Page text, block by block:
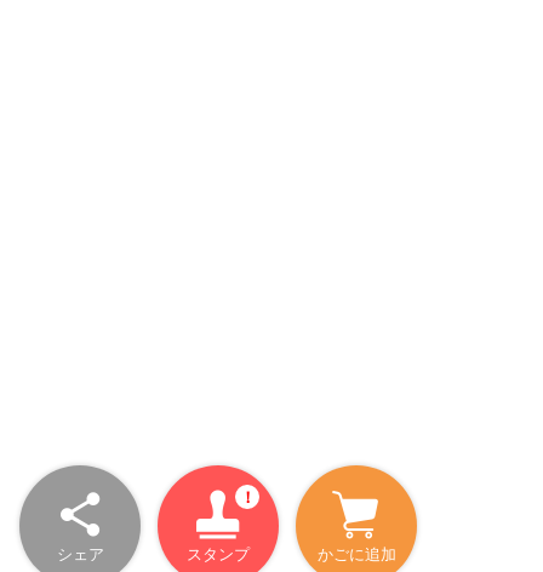
シェア スタンプ かごに追加